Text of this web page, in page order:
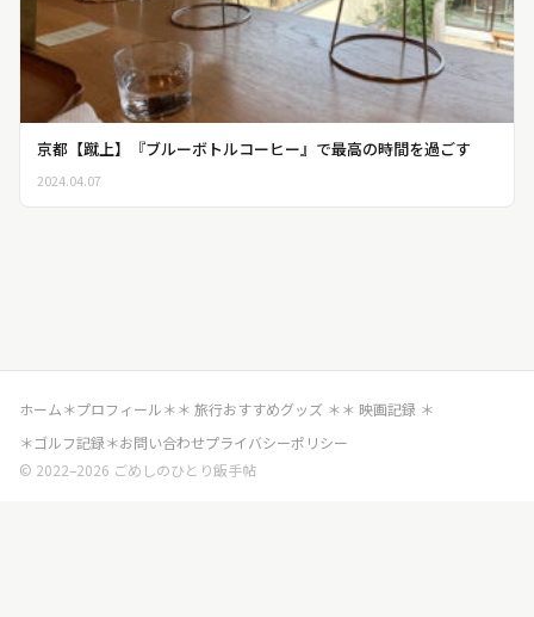
京都【蹴上】『ブルーボトルコーヒー』で最高の時間を過ごす
2024.04.07
ホーム＊プロフィール＊＊ 旅行おすすめグッズ ＊＊ 映画記録 ＊
＊ゴルフ記録＊お問い合わせプライバシーポリシー
© 2022–2026 ごめしのひとり飯手帖